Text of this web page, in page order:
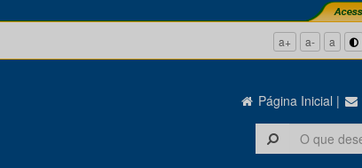
a+ a- a
Página Inicial |